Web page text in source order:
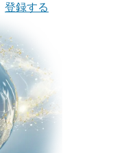
登録する